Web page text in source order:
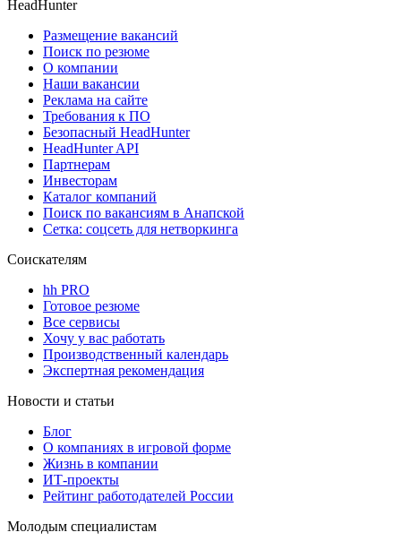
HeadHunter
Размещение вакансий
Поиск по резюме
О компании
Наши вакансии
Реклама на сайте
Требования к ПО
Безопасный HeadHunter
HeadHunter API
Партнерам
Инвесторам
Каталог компаний
Поиск по вакансиям в Анапской
Сетка: соцсеть для нетворкинга
Соискателям
hh PRO
Готовое резюме
Все сервисы
Хочу у вас работать
Производственный календарь
Экспертная рекомендация
Новости и статьи
Блог
О компаниях в игровой форме
Жизнь в компании
ИТ-проекты
Рейтинг работодателей России
Молодым специалистам